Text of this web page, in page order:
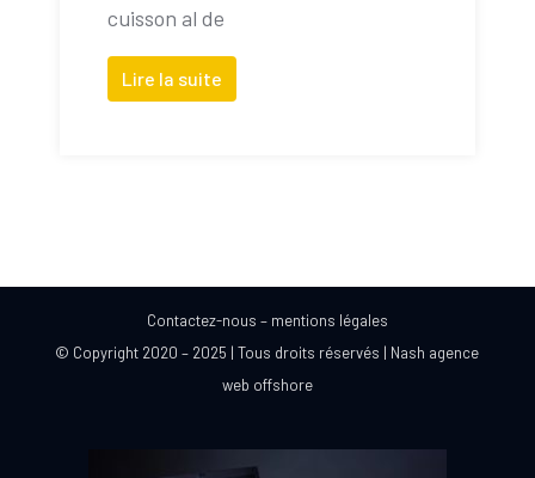
cuisson al de
Lire la suite
Contactez-nous – mentions légales
© Copyright 2020 – 2025 | Tous droits réservés | Nash agence
web offshore